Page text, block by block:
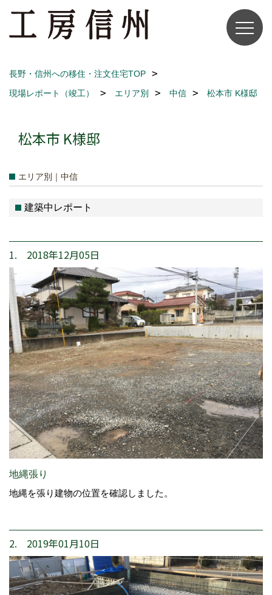
長野・信州への移住・注文住宅TOP
現場レポート（竣工）
エリア別 中信 松本市 K様邸
松本市 K様邸
エリア別｜中信
建築中レポート
1. 2018年12月05日
地縄張り
地縄を張り建物の位置を確認しました。
2. 2019年01月10日